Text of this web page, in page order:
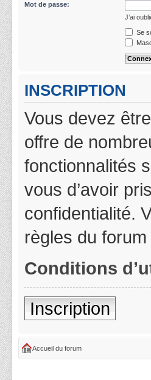
Mot de passe:
J’ai
Se
INSCRIPTION
Vous devez
offre de
fonctionnalités
vous d’avoir
confidentialité.
règles du
Conditions
Inscription
Accueil du forum